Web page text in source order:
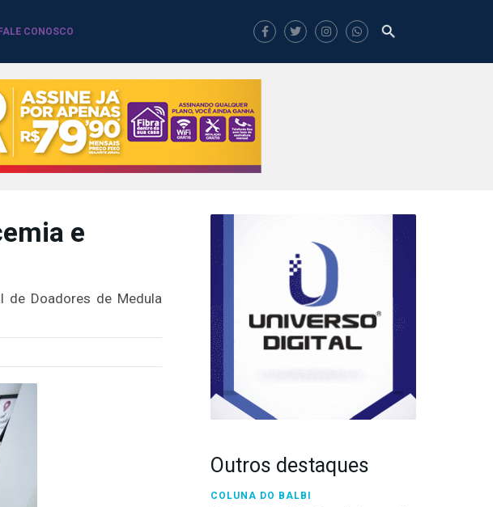
FALE CONOSCO
e
de Doadores de Medula
Outros destaques
COLUNA DO BALBI